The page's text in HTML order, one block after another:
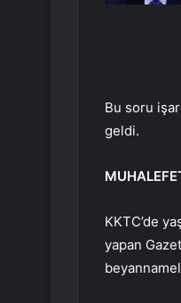
Bu soru
geldi.
KKTC’de
yapan